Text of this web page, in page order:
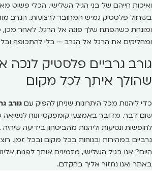
ואיכות חייהם של בני הגיל השלישי. הכלי פשוט
בשרוול פלסטיק גמיש המחובר לרצועות. הגרב
ומונחת כשהפתח שלך פונה אל הרגל. לאחר מכן,
ומחליקים את הרגל אל הגרב – בלי להתכופף
גורב גרביים פלסטיק לנכה
שהולך איתך לכל מקום
כדי ליהנות מכל היתרונות שניתן להפיק עם גורב
שום דבר. מדובר באמצעי קומפקטי ונוח לנשיאה
לחופשות ונסיעות וליהנות מהביטחון בידיעה
גרביים במהירות ובנוחות בכל מקום ובכל זמן.
היום? אנו בגיל השלישי, מזמינים אותך לפנות
באתר ואנו נחזור אליך בהקדם.